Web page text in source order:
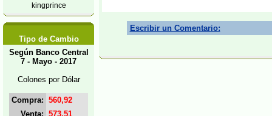
kingprince
Tipo de Cambio
Según Banco Central
7 - Mayo - 2017
Colones por Dólar
Compra: 560,92
Venta: 573,51
Escribir un Comentario: